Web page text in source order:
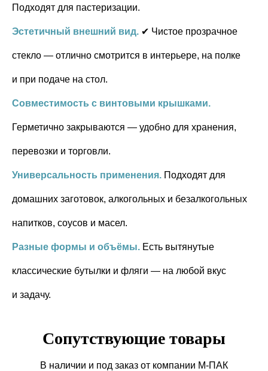
Подходят для пастеризации.
Эстетичный внешний вид. ✔ Чистое прозрачное
стекло — отлично смотрится в интерьере, на полке
и при подаче на стол.
Совместимость с винтовыми крышками.
Герметично закрываются — удобно для хранения,
перевозки и торговли.
Универсальность применения. Подходят для
домашних заготовок, алкогольных и безалкогольных
напитков, соусов и масел.
Разные формы и объёмы. Есть вытянутые
классические бутылки и фляги — на любой вкус
и задачу.
Сопутствующие товары
В наличии и под заказ от компании М-ПАК